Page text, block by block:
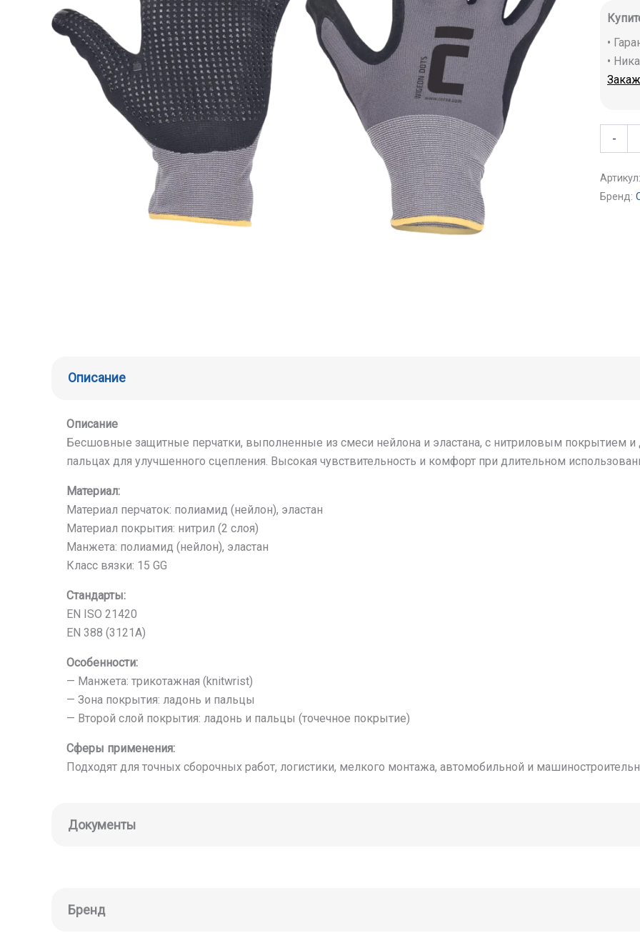
•
•
-
Бренд:
Описание
Описание
Бесшовные защитные перчатки, выполненные из смеси нейлона и эластана, с нитриловым покрытием
пальцах для улучшенного сцепления. Высокая чувствительность и комфорт при длительном
Материал:
Материал перчаток: полиамид (нейлон), эластан
Материал покрытия: нитрил (2 слоя)
Манжета: полиамид (нейлон), эластан
Класс вязки: 15 GG
Стандарты:
EN ISO 21420
EN 388 (3121A)
Особенности:
— Манжета: трикотажная (knitwrist)
— Зона покрытия: ладонь и пальцы
— Второй слой покрытия: ладонь и пальцы (точечное покрытие)
Сферы применения:
Подходят для точных сборочных работ, логистики, мелкого монтажа, автомобильной и
Документы
Бренд